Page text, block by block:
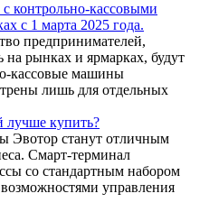
контрольно-кассовыми
с 1 марта 2025 года.
предпринимателей,
на рынках и ярмарках, будут
кассовые машины
лишь для отдельных
лучше купить?
Эвотор станут отличным
Смарт-терминал
со стандартным набором
управления